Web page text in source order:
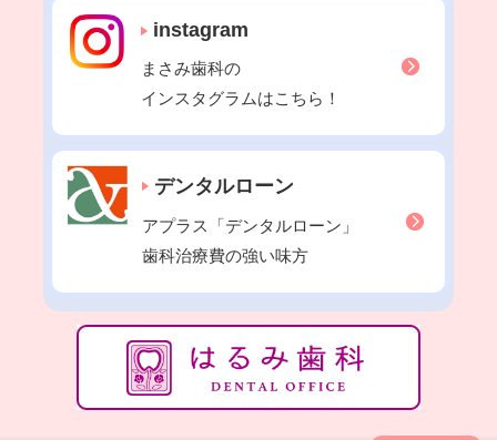
2021年10月
2021年09月
2021年08月
2021年06月
2021年05月
2021年04月
2021年03月
2021年02月
2020年12月
2020年11月
instagram
まさみ歯科の
インスタグラムはこちら！
デンタルローン
アプラス「デンタルローン」
歯科治療費の強い味方